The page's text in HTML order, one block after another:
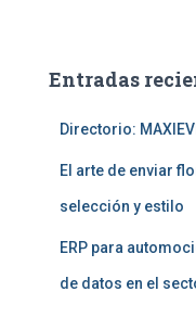
r
Entradas
Directorio:
El arte de enviar
selección y estilo
ERP para
de datos en el